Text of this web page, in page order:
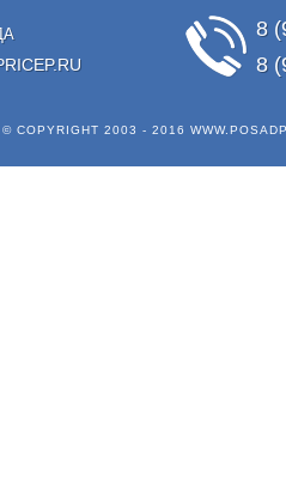
8
8
© COPYRIGHT 2003 - 2016